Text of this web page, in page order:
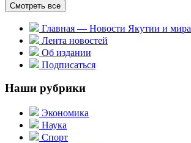
Смотреть все
Главная — Новости Якутии и мира
Лента новостей
Об издании
Подписаться
Наши рубрики
Экономика
Наука
Спорт